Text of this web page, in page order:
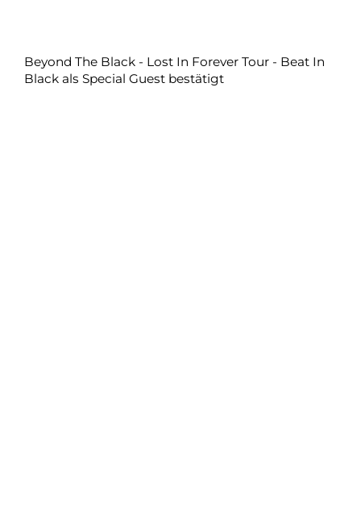
Beyond The Black - Lost In Forever Tour - Beat In
Black als Special Guest bestätigt